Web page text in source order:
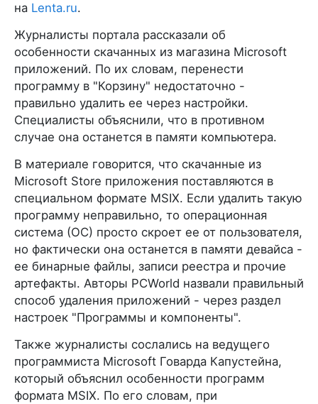
на Lenta.ru.
Журналисты портала рассказали об
особенности скачанных из магазина Microsoft
приложений. По их словам, перенести
программу в "Корзину" недостаточно -
правильно удалить ее через настройки.
Специалисты объяснили, что в противном
случае она останется в памяти компьютера.
В материале говорится, что скачанные из
Microsoft Store приложения поставляются в
специальном формате MSIX. Если удалить такую
программу неправильно, то операционная
система (ОС) просто скроет ее от пользователя,
но фактически она останется в памяти девайса -
ее бинарные файлы, записи реестра и прочие
артефакты. Авторы PCWorld назвали правильный
способ удаления приложений - через раздел
настроек "Программы и компоненты".
Также журналисты сослались на ведущего
программиста Microsoft Говарда Капустейна,
который объяснил особенности программ
формата MSIX. По его словам, при